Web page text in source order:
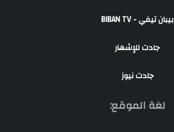
بيبان تيفي - BIBAN TV
جادت للإشهار
جادت نيوز
لغة الموقع: